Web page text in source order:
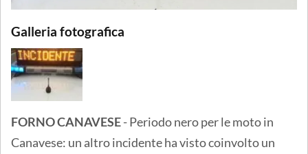
Galleria fotografica
FORNO CANAVESE- Periodo nero per le moto in
Canavese: un altro incidente ha visto coinvolto un